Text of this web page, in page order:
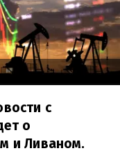
с
о
и Ливаном.